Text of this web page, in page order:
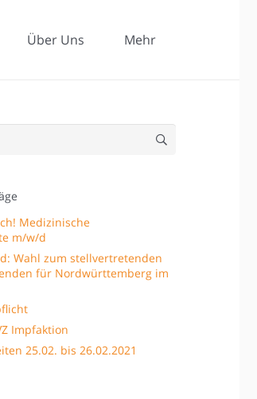
Über Uns Mehr
Medizinische
m/w/d
Wahl zum stellvertretenden
für Nordwürttemberg im
Impfaktion
25.02. bis 26.02.2021